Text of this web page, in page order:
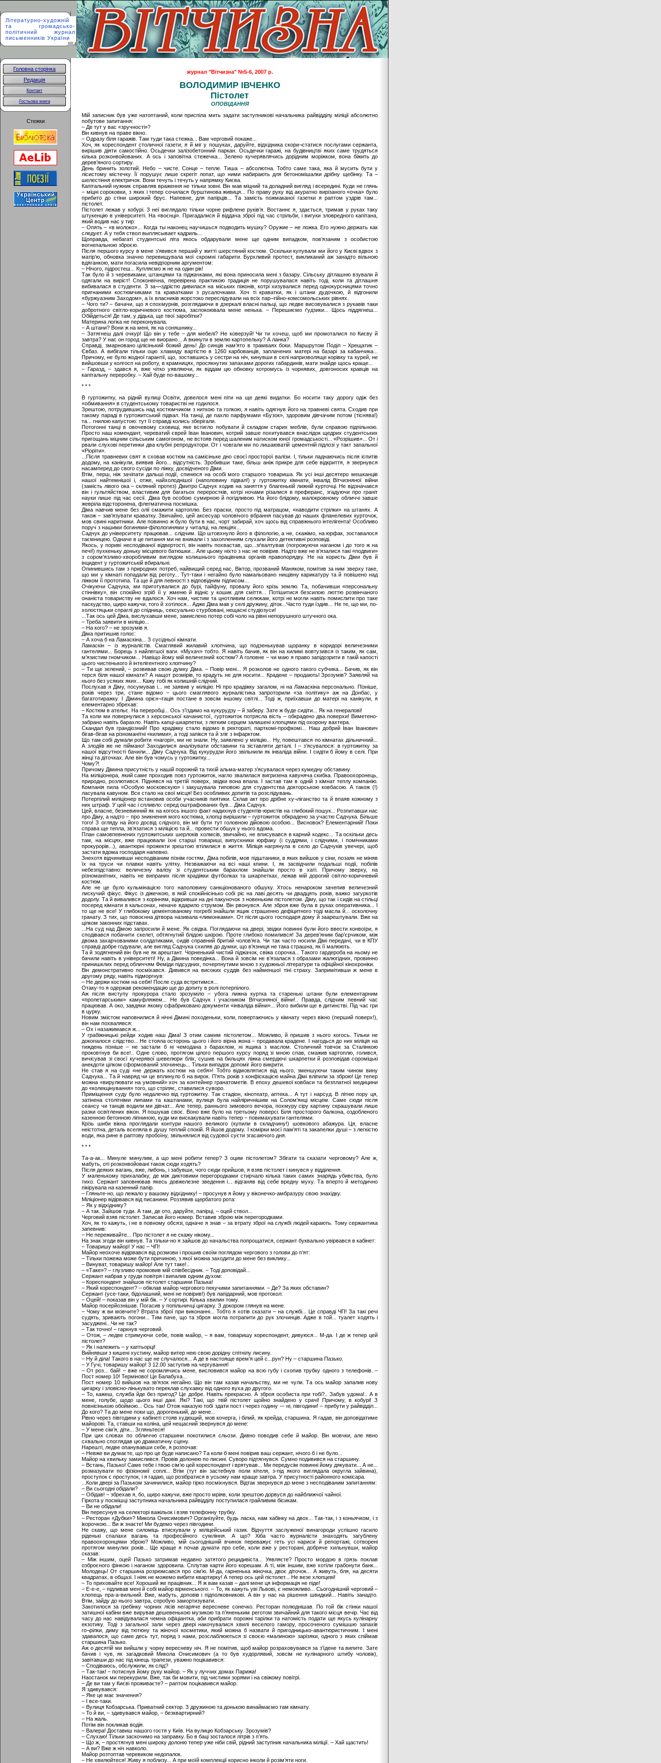
Літературно-художній
та громадсько-
політичний журнал
письменників України
Головна сторінка
Редакція
Контакт
Гостьова книга
Стежки
журнал "Вітчизна" №5-6, 2007 р.
ВОЛОДИМИР ІВЧЕНКО
Пістолет
ОПОВІДАННЯ
Мій записник був уже натоптаний, коли приспіла мить задати заступникові начальника райвідділу міліції абсолютно
побутове запитання:
– Де тут у вас «зручності»?
Він кивнув на праве вікно.
– Одразу біля гаражів. Там туди така стежка... Вам черговий покаже...
Хоч, як кореспондент столичної газети, я й міг у пошуках, даруйте, відхідника скори¬статися послугами сержанта,
вирішив діяти самостійно. Осьдечки залізобетонний паркан. Осьдечки гаражі, на будівництві яких саме трудяться
кілька розконвойованих. А ось і заповітна стежечка... Зелено кучерявлячись дорідним моріжком, вона біжить до
дерев’яного сортиру.
День бринить золотий. Небо – чисте. Сонце – тепле. Тиша – абсолютна. Тобто саме така, яка й мусить бути у
лісистому містечку. Її порушує лише скрегіт лопат, що ними набирають для бетономішалки дрібну щебінку. Та –
шелестіння електричок. Вони течуть і течуть у напрямку Києва.
Капітальний нужник справляв враження не тільки зовні. Він мав міцний та доладний вигляд і всередині. Куди не глянь
– міцні сороковки, з яких і тепер сочилася бурштинова живиця... По праву руку від акуратно вирізаного «очка» було
прибито до стіни широкий брус. Напевне, для папірців... Та замість пожмаканої газетки я раптом уздрів там...
пістолет.
Пістолет лежав у кобурі. З неї виглядало тільки чорне рифлене руків’я. Востаннє я, здається, тримав у руках таку
штукенцію в університеті. На «воєнці». Пригадалися й віддача зброї під час стрільби, і вигуки зловредного капітана,
який водив нас у тир:
– Опять – «в молоко»... Когда ты наконец научишься подводить мушку? Оружие – не ложка. Его нужно держать как
следует. А у тебя ствол выплясывает кадриль...
Щоправда, небагаті студентські літа якось обдарували мене ще одним випадком, пов’язаним з особистою
вогнепальною зброєю.
Після першого курсу в мене з’явився перший у житті шерстяний костюм. Оскільки купували ми його у Києві вдвох з
матір’ю, обновка значно перевищувала мої скромні габарити. Бурхливий протест, викликаний аж занадто вільною
вдяганкою, мати погасила невідпорним аргументом:
– Нічого, підростеш... Купляємо ж не на один рік!
Так було й з черевиками, штанцями та піджачками, які вона приносила мені з базару. Сільську дітлашню взували й
одягали на виріст! Споконвічна, перевірена практикою традиція не порушувалася навіть тоді, коли та дітлашня
вибивалася в студенти. З за¬¬здрістю дивилася на міських піжонів, котрі хизувалися перед однокурсницями точно
пригнаними костюмчиками та краватками з русалочками. Хоч ті краватки, як і штани дудочкою, й відгонили
«буржуазним Заходом», а їх власників жорстоко переслідували на всіх пар¬тійно-комсомольських рівнях.
– Чого ти? – бачачи, що я спохмурнів, розглядаючи в дзеркалі власні пальці, що ледве висовувалися з рукавів таки
добротного світло-коричневого костюма, заспокоювала мене ненька. – Перешиємо ґудзики... Щось піддягнеш...
Обійдеться! Де там, у дідька, ще твої заробітки?
Материна логіка не переконувала.
– А штани? Вони ж на мені, як на соняшнику...
– Затягнеш далі очкур! Що він у тебе – для мебелі? Не коверзуй! Чи ти хочеш, щоб ми промоталися по Києву й
завтра? У нас он город ще не виорано... А вкинути в землю картопельку? А ланка?
Справді, змарновано цілісінький божий день! До синців нам’ято в трамваях боки. Маршрутом Поділ – Хрещатик –
Євбаз. А вибігали тільки оцю хламиду вартістю в 1260 карбованців, заплачених матері на базарі за кабанчика...
Причому, не було жодної гарантії, що, зоставшись у сестри на ніч, кинувши в селі напризволяще корівку та курей, не
вийшовши у колгосп на роботу, в крамницях, просякнутих запахами дорогих габардинів, мати знайде щось краще...
– Гаразд, – здався я, вже чітко уявляючи, як віддам цю обновку котромусь із чорнявих, довгоносих кравців на
капітальну переробку. – Хай буде по-вашому...
* * *
В гуртожитку, на рідній вулиці Освіти, довелося мені піти на ще деякі видатки. Бо носити таку дорогу одіж без
«обмивання» в студентському товаристві не годилося.
Зрештою, потрудившись над костюмчиком з ниткою та голкою, я навіть одягнув його на травневі свята. Сходив при
такому параді в гуртожитський підвал. На танці, де пахло парфумами «Бузок», здоровим дівчачим потом (тіснява!)
та... гнилою капустою: тут її справді колись зберігали.
Потогонні танці в овочевому сховищі, яке встигло побувати й складом старих меблів, були справою підпільною.
Просто наш комендант, череватий єврей Іван Іванович, котрий завше похитувався внаслідок щедрих студентських
пригощань міцним сільським самогоном, не встояв перед шаленим натиском юної громадськості... «Розрішив»... От і
рвали слухові перетинки два клубні репродуктори. От і човгали ми по лишаюватій цементній підлозі у такт запальної
«Ріоріти».
...Після травневих свят я сховав костюм на самісіньке дно своєї просторої валізи. І, тільки ладнаючись після іспитів
додому, на канікули, виявив його... відсутність. Зробивши таке, більш аніж прикре для себе відкриття, я звернувся
насамперед до свого сусіди по ліжку, досвідченого Діми.
Втім, перш, ніж зачіпати дальші події, спинюся на особі мого старшого товариша. Як усі інші десятеро мешканців
нашої найтемнішої і, отже, найхолоднішої (наполовину підвал!) у гуртожитку кімнати, інвалід Вітчизняної війни
(замість лівого ока – скляний протез) Дмитро Садчук ходив на заняття у благенькій лижній курточці. Не відзначався
він і гультяйством, властивим для багатьох переростків, котрі ночами різалися в преферанс, згадуючи про граніт
науки лише під час сесії. Діма був особою сумирною й погідливою. На його блідому, малокровному обличчі завше
жевріла відсторонена, флегматична посмішка.
Діма навчив мене без олії смажити картоплю. Без праски, просто під матрацом, «наводити стрілки» на штанях. А
також – зав’язувати краватку. Звичайно, цей аксесуар чоловічого вбрання пасував до наших фланелевих курточок,
мов свині наритники. Але повинно ж було бути в нас, чорт забирай, хоч щось від справжнього інтелігента! Особливо
поруч з нашими богинями-філологинями у читалці, на лекціях...
Садчук до університету працював... слідчим. Що штовхнуло його в філологію, а не, скажімо, на юрфак, зоставалося
таємницею. Одначе в це питання ми не вникали і з захопленням слухали його детективні розповіді.
Якось, у пориві несподіваної відвертості, він навіть похвастав, що...зґвалтував (погрожуючи наганом і до того ж на
печі!) пухкеньку доньку місцевого батюшки... Але цьому ніхто з нас не повірив. Надто вже не в’язалися такі «подвиги»
з сором’язливо-хворобливим виглядом колишнього працівника органів правопорядку. Не на користь Діми був й
інцидент у гуртожитській вбиральні.
Опинившись там з природних потреб, найвищий серед нас, Віктор, прозваний Маняком, помітив за ним зверху таке,
що ми у кімнаті попадали від реготу... Тут-таки і негайно було намальовано нищівну карикатуру та й повішено над
ліжком її прототипа. Та ще й для певності з відповідним підписом...
Очікуючи Садчука, ми приготувалися до бурі, тайфуну, провалу його крізь землю. Та, побачивши «персональну
стіннівку», він спокійно згріб її у жменю й відніс у кошик для сміття... Потішитися безсилою люттю розвінчаного
онаніста товариству не вдалося. Хоч нам, чистим та цнотливим селюкам, котрі не могли навіть помислити про таке
паскудство, щиро кажучи, того й хотілося... Адже Діма мав у селі дружину, діток...Часто туди їздив... Не те, що ми, по-
холостяцьки спраглі до спідниць, сексуально стурбовані, нещасні студіозуси!
...Так ось цей Діма, вислухавши мене, замислено потер собі чоло на рівні непорушного штучного ока.
– Треба заявити в міліцію...
– На кого? – не зрозумів я.
Діма притишив голос:
– А хоча б на Ламаскіна... З сусідньої кімнати.
Ламаскін – із журналістів. Смаглявий жилавий хлопчина, що подзенькував щоранку в коридорі величезними
гантелями... Борець з найлегшої ваги. «Мухач» тобто. Я навіть бачив, як він на килимі вовтузився із таким, як сам,
м’язистим гномчиком... Навіщо йому мій величезний костюм? А головне – чи маю я право запідозрити в такій капості
цього чистенького й інтелігентного хлопчину?
– Ти ще зелений, – розвивав свою думку Діма. – Повір мені... Я розколов не одного такого субчика... Бачив, як він
терся біля нашої кімнати? А нащот розмірів, то крадуть не для носити... Крадене – продають! Зрозумів? Заявляй на
нього без усяких яких... Кажу тобі як колишній слідчий.
Послухав я Діму, посумував і... не заявив у міліцію. Ні про крадіжку загалом, ні на Ламаскіна персонально. Пізніше,
років через три, стане відомо – цього смаглявого журналістика запроторили «за політику» аж на Донбас, у
багатотиражку. І Дімина орієн¬тація постане в зовсім іншому світлі... Тоді ж, приїхавши до матері на канікули, я
елементарно збрехав:
– Костюм в ательє. На переробці... Ось з’їздимо на кукурудзу – й заберу. Зате ж буде сидіти... Як на генералові!
Та коли ми повернулися з херсонської качанистої, гуртожиток потрясла вість – обкрадено два поверхи! Виметено-
забрано навіть барахло. Навіть капці-шкарпетки, з легким серцем залишені хлопцями під охорону вахтера.
Скандал був грандіозний! Про крадіжку стало відомо в ректораті, парткомі-профкомі... Наш добрий Іван Іванович
бігав-бігав на різноманітні «килими», а тоді запікся та й зліг з інфарктом.
Що там собі думали робити «нагорі», ми не знали. Ну, заявлено у міліцію... Ну, повештався по кімнатах дільничний...
А злодіїв же не піймано! Заходилися аналізувати обставини та зіставляти деталі. І – з’ясувалося: в гуртожитку за
нашої відсутності бачили... Діму Садчука. Від кукурудзи його звільнили як інваліда війни. І сидіти б йому в селі. При
жінці та діточках. Але він був чомусь у гуртожитку...
Чому?!
Причому Дімина присутність у нашій порожній та тихій альма-матер з’ясувалася через кумедну обставину.
На міліціонера, який саме проходив повз гуртожиток, нагло звалилася вигризена кавуняча скибка. Правоохоронець,
природно, розлютився. Піднявся на третій поверх, звідки вона впала. І застав там в одній з кімнат теплу компанію.
Компанія пила «Особую московскую» і закушувала типовою для студентства докторською ковбасою. А також (!)
ласувала кавуном. Все стало на свої місця! Без особливих допитів та розслідувань.
Потерпілий міліціонер встановив особи учасників пиятики. Склав акт про дрібне ху¬ліганство та й впаяв кожному з
них штраф. У цей час і спливло: серед оштрафованих був... Діма Садчук.
Цей, власне, безневинний як на когось іншого факт надихнув студентів-юристів на глибокий пошук... Розпитавши нас
про Діму, а надто – про зникнення мого костюма, хлопці вирішили – гуртожиток обкрадено за участю Садчука. Більше
того! З огляду на його досвід слідчого, він міг бути тут головною дійовою особою... Висновок? Елементарний! Поки
справа ще тепла, зв’язатися з міліцією та й... провести обшук у нього вдома.
План самовпевнених гуртожитських шерлоків холмсів, звичайно, не вписувався в карний кодекс... Та оскільки десь
там, на місцях, вже працювали їхні старші товариші, випускники юрфаку (і суддями, і слідчими, і помічниками
прокурорів...), авантюрні прожекти зрештою втілилися в життя. Міліція нагрянула в село до Садчуків увечері, щоб
застати вдома господаря напевно.
Знехотя відчинивши несподіваним пізнім гостям, Діма побілів, мов підштаники, в яких вийшов у сіни, позаяк не міняв
їх на труси чи плавки навіть улітку. Незважаючи на всі наші кпини. І, як засвідчили подальші події, побілів
небезпідставно: величезну валізу зі студентським барахлом знайшли просто в хаті. Причому зверху, на
різноманітних, навіть не випраних після крадіжки футболках та шкарпетках, лежав мій дорогий світло-коричневий
костюм.
Але не це було кульмінацією того наполовину санкціонованого обшуку. Хтось ненароком зачепив величезний
лискучий фікус. Фікус із діжечкою, в якій спокійнісінько собі ріс на лаві десять чи двадцять років, важко загуркотів
додолу. Та й вивалився з корінням, відкривши на дні пакуночок з новеньким пістолетом. Діму, що так і сидів на стільці
посеред кімнати в кальсонах, неначе вдарило струмом. Він рвонувся. Але зброя вже була в руках оперативника... І
то ще не все! У глибокому цементованому погребі знайшли ящик страшенно дефіцитного тоді масла й... осколочну
гранату. З тих, що повоєнна дітвора називала «лимонками». От після цього господаря дому й заарештували. Вже на
цілком законних підставах.
...На суд над Дімою запросили й мене. Як свідка. Поглядаючи на двері, звідки повинні були його ввести конвоїри, я
сподівався побачити скелет, обтягнутий блідою шкірою. Проте глибоко помилився! За дерев’яним бар’єрчиком, між
двома захарчованими солдатиками, сидів справний бритий чолов’яга. Чи так часто носили Дімі передачі, чи в КПУ
справді добре годували, але вигляд Садчука схиляв до думки, що в’язниця не така страшна, як її малюють.
Та й зодягнений він був не як арештант. Чорненький чистий піджачок, свіжа сорочка... Такого гардероба на ньому не
бачили навіть в університеті! Ну, а Дімина поведінка... Вона й зовсім не в’язалася з образами жалюгідних, провинно
принишклих перед обличчям Феміди підсудних, почерпнутими мною з художньої літератури та офіційної кінохроніки.
Він демонстративно посміхався. Дивився на високих суддів без найменшої тіні страху. Запримітивши ж мене в
другому ряду, навіть підморгнув:
– Не держи костюм на себя! После суда встретимся...
Отаку-то я одержав рекомендацію ще до допиту в ролі потерпілого.
Аж після виступу прокурора стало зрозуміло – убога лижна куртка та старенькі штани були елементарним
«пролетарським» камуфляжем... Не був Садчук і учасником Вітчизняної війни!.. Правда, слідчим певний час
працював. А око, завдяки якому сфабриковано документи «інваліда війни»... Його вибили ще в дитинстві. Під час гри
в цурку.
Новим змістом наповнилися й нічні Дімині походеньки, коли, повертаючись у кімнату через вікно (перший поверх!),
він нам похвалявся:
– Ох і назажимався ж...
У грабіжницькі рейди ходив наш Діма! З отим самим пістолетом... Можливо, й пришив з нього когось. Тільки не
докопалося слідство... Не стояла осторонь цього і його вірна жона – продавала крадене. І нагодься до них міліція на
тиждень пізніше – не застали б ні чемодана з барахлом, ні ящика з маслом. Столичний товчок за Сталінкою
проковтнув би все!.. Одне слово, протягом цілого першого курсу поряд зі мною спав, смажив картоплю, голився,
вичісував зі своєї кучерявої шевелюри бліх, сушив на бильцях ліжка смердючі шкарпетки й розповідав сороміцькі
анекдоти цілком сформований злочинець... Тільки випадок допоміг його викрити.
Не став я на суді «не держать костюм на себя»! Тобто відмовлятися від нього, зменшуючи таким чином вину
Садчука... Та й навряд чи це вплинуло б на вирок. П’ять років з конфіскацією майна Дімі вліпили за зброю! Це тепер
можна «вирулювати на умовний» хоч за контейнер гранатометів. В епоху дешевої ковбаси та безплатної медицини
до «колекцінування» того, що стріляє, ставилися суворо.
Приміщення суду було недалечко від гуртожитку. Так стадіон, кінотеатр, аптека... А тут і нарсуд. В літню пору ця,
затінена столітніми липами та каштанами, вулиця була найліричнішим на Солом’янці місцем. Саме сюди після
сеансу чи танців водили ми дівчат... Але тепер, раннього зимового вечора, похмуру сіру картину скрашували лише
разки освітлених вікон. Я пошукав своє. Воно вже було на третьому поверсі. Біля просторого балкона, оздобленого
казенною бетонною ліпниною, куди ми вискакували навіть тепер – повимахувати гантелями.
Крізь шиби вікна проглядали контури нашого великого (купили в складчину!) шовкового абажура. Ця, власне
неістотна, деталь вселяла в душу теплий спокій. Я йшов додому. І комірки моєї пам’яті та закапелки душі – з легкістю
води, яка рине в раптову пробоїну, звільнялися від судової суєти згасаючого дня.
* * *
Та-а-ак... Минуле минулим, а що мені робити тепер? З оцим пістолетом? Збігати та сказати черговому? Але ж,
мабуть, оті розконвойовані також сюди ходять?
Після деяких вагань, вже, либонь, і забувши, чого сюди прийшов, я взяв пістолет і кинувся у відділення.
У маленькому прихалабку, де між диктовими перегородками стирчало кілька таких самих знарядь убивства, було
тихо. Сержант заповнював якесь довжелезне зведення і... відганяв від себе вредну муху. Та вперто й методично
пікірувала на казенний папір.
– Гляньте-но, що лежало у вашому відхіднику! – просунув я йому у віконечко-амбразуру свою знахідку.
Міліціонер відірвався від писанини. Роззявив щербатого рота:
– Як у відхіднику?
– А так. Зайшов туди. А там, де ото, даруйте, папірці, – оцей ствол...
Черговий взяв пістолет. Записав його номер. Вставив зброю між перегородками.
Хоч, як то кажуть, і не в повному обсязі, одначе я знав – за втрату зброї на службі людей карають. Тому сержантика
запевнив:
– Не переживайте... Про пістолет я не скажу нікому...
На знак згоди він кивнув. Та тільки-но я зайшов до начальства попрощатися, сержант буквально увірвався в кабінет:
– Товаришу майор! У нас – ЧП!
Майор неохоче відірвався від розмови і прошив своїм поглядом чергового з голови до п’ят:
– Тільки пожежа може бути причиною, з якої можна заходити до мене без виклику...
– Винуват, товаришу майор! Але тут таке!..
– «Таке»? – глузливо промовив мій співбесідник. – Тоді доповідай...
Сержант набрав у груди повітря і випалив одним духом:
– Кореспондент знайшов пістолет старшини Пазька!
– Який кореспондент? – обіклав майор чергового пекучими запитаннями. – Де? За яких обставин?
Сержант (усе-таки, бідолашний, мені не повірив!) був лапідарний, мов протокол:
– Оцей! – показав він у мій бік. – У сортирі. Кілька хвилин тому.
Майор посерйознішав. Погасив у попільничці цигарку. З докором глянув на мене.
– Чому ж ви мовчите? Втрата зброї при виконанні... Тобто я хотів сказати – на службі... Це справді ЧП! За такі речі
судять, зривають погони... Тим паче, що та зброя могла потрапити до рук злочинців. Адже в той... туалет ходять і
засуджені...Чи не так?
– Так точно! – гаркнув черговий.
– Отож, – ледве стримуючи себе, повів майор, – я вам, товаришу кореспондент, дивуюся... М-да. І де ж тепер цей
пістолет?
– Як і належить – у каптьорці!
Вийнявши з кишені хустину, майор витер нею свою дорідну спітнілу лисину.
– Ну й діла! Такого в нас ще не случалося... А де в настояще врем’я цей с...рун? Ну – старшина Пазько.
– У Гучі, товаришу майор! 3 12.00 заступив на чергування!
– От роз... бай! – вже не соромлячись мене, висловився майор на всю губу і схопив трубку одного з телефонів. –
Пост номер 10! Терміново! Це Балабуха...
Пост номер 10 вийшов на зв’язок негайно. Що він там казав начальству, ми не чули. Та ось майор запалив нову
цигарку і зловісно-лінькувато переклав слухавку від одного вуха до другого.
– То, кажеш, служба йде без пригод? Це добре. Навіть прекрасно. А зброя особиста при тобі?.. Забув удома!.. А в
мене, голубе, щодо цього інші дані. Які? Такі, що твій пістолет щойно знайдено у срачі! Причому, в кобурі! З
повнісінькою обоймою... Ось так! Отож наказую тобі здати пост і через годину –- ні, півгодини! – прибути у райвідділ...
До кого? Та до мене поки що, дорогенький, до мене...
Рівно через півгодини у кабінеті стояв худющий, мов кочерга, і білий, як крейда, старшина. Я гадав, він доповідатиме
майорові. Та, ставши на коліна, цей нещасний звернувся до мене:
– У мене сім’я, діти... Згляньтеся!
При цих словах по обличчю старшини покотилися сльози. Дивно поводив себе й майор. Він мовчки, але явно
схвально споглядав цю драматичну сцену.
Нарешті, ледве опанувавши себе, я розпочав:
– Невже ви думаєте, що про це буде написано? Та коли б мені повірив ваш сержант, нічого б і не було...
Майор на хвильку замислився. Провів долонею по лисині. Суворо підтягнувся. Сумно подивився на старшину.
– Встань, Пазько! Саме тебе і твою сім’ю цей кореспондент і врятував... Ми передусім повинні йому дякувати... А не...
розмазувати по фізіономії соплі... Втім (тут він застебнув поли кітеля, з-під якого виглядала округла зайвина),
проступок є проступок, і я гадаю, що розібратися в усьому нам краще завтра. У присутності районного комісара.
...Коли двері за Пазьком зачинилися, майор гірко посміхнувся. Відтак звернувся до мене з несподіваним запитанням:
– Ви сьогодні обідали?
– Обідав! – збрехав я, бо, щиро кажучи, вже просто мріяв, коли зрештою дорвуся до найближчої чайної.
Гіркота у посмішці заступника начальника райвідділу поступилася грайливим бісикам.
– Ви не обідали!
Він пересунув на селекторі важільок і взяв телефонну трубку.
– Ресторан «Дубки»? Микола Онисимович? Організуйте, будь ласка, нам кабінку на двох... Так-так, і з коньячком, і з
ікорочкою... Ви ж знаєте! Ми будемо через півгодини.
Не скажу, що мене силоміць втискували у міліцейський газик. Відчуття заслуженої винагороди успішно гасило
ріденькі спалахи вагань та професійного сумління. А що? Хіба часто журналісти знаходять загублену
правоохоронцями зброю? Можливо, мій сьогоднішній вчинок переважує геть усі нариси й репортажі, сотворені
протягом минулих років... Ще краще я почав думати про себе, коли вже у ресторані, добряче хильнувши, майор
сказав:
– Між іншим, оцей Пазько затримав недавно затятого рецидивіста... Уявляєте? Просто мордою в грязь поклав
озброєного фінкою і наганом здоровила. Сплутав карти його корешам. А ті, між іншим, вже хотіли грабонути банк...
Молодець! От старшина розрюмсався про сім’ю. М-да, гарненька жіночка, двоє діточок... А живуть, бля, на десяти
квадратах, в общазі. І ніяк не можемо вибити квартирку! А тепер ось цей пістолет... Не везе хлопцеві!
– То приховайте все! Хороший же працівник... Я ж вам казав – далі мене ця інформація не піде!
– Е-е-е, – підливав мені й собі майор вірменського. – То, як кажуть уві Львові, є неможливо... Сьогоднішній черговий –
хлопець пра-а-вильний. Вже, мабуть, доповів і підполковникові. А він у нас на рішення швидкий... Навіть занадто.
Втім, зайду до нього завтра, спробую замортизувати.
Закотилося за гребінку чорних лісів негаряче вересневе сонечко. Ресторан полюднішав. По той бік стінки нашої
затишної кабіни вже вирував дешевенькою музикою та п’яненьким реготом звичайний для такого місця вечір. Час від
часу до нас навідувалася чемна офіціантка, аби прибрати порожні тарілки та натомість подати ще якусь кулінарну
екзотику. Тоді з загальної зали через двері накочувалися хвилі веселого гамору, просоченого сумішшю запахів
го¬рілки, диму від тютюну та жіночої косметики, який можна б назвати й пригодницько-авантюристичним. І мені
здавалося, що саме десь тут, поряд з нами, розслаблюються зі своєю «малиною» зарізяки, одного з яких спіймав
старшина Пазько.
Аж о десятій ми вийшли у чорну вересневу ніч. Я не помітив, щоб майор розраховувався за з’їдене та випите. Зате
бачив і чув, як загадковий Микола Онисимович (а то був худорлявий, зовсім не кулінарного штибу чоловік),
завітавши до нас під кінець трапези, уважно поцікавився:
– Сподіваюсь, обслужили, як слід?
– Так-так! – потиснув йому руку майор. – Як у луччих домах Парижа!
Наостанок ми перекурили. Вже, так би мовити, під чистими зорями і на свіжому повітрі.
– Де ви там у Києві проживаєте? – раптом поцікавився майор.
Я здивувався:
– Яке це має значення?
– І все-таки.
– Вулиця Кобзарська. Приватний сектор. З дружиною та донькою винаймаємо там кімнату.
– То й ви, – здивувався майор, – безквартирний?
– На жаль.
Потім він покликав водія.
– Валера! Доставиш нашого гостя у Київ. На вулицю Кобзарську. Зрозумів?
– Слухаю! Тільки заскочимо на заправку. Бо в баці зосталося літрів з п’ять.
– Що ж, – простягнув мені широку долоню тепер уже ніби свій, рідний заступник начальника міліції. – Хай щастить!
– А ви? Вже ж ніч навколо.
Майор розтоптав черевиком недопалок.
– Не хвилюйтеся! Живу я поблизу... А при моїй комплекції корисно інколи й розім’яти ноги.